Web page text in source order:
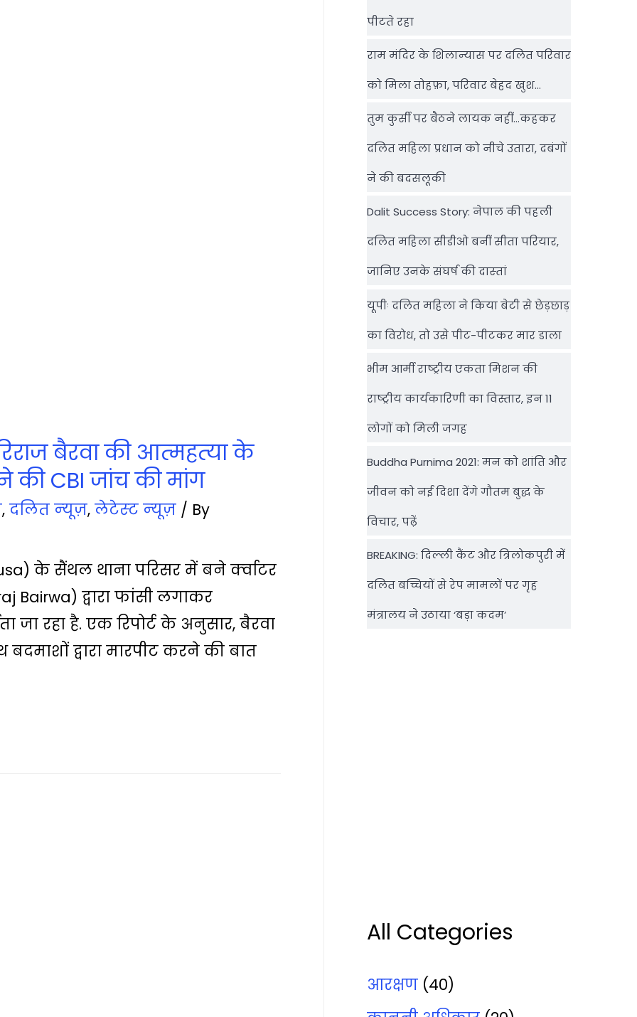
बैरवा की आत्‍महत्‍या के
की CBI जांच की मांग
, दलित न्‍यूज़, लेटेस्‍ट न्‍यूज़ / By
के सैंथल थाना परिसर में बने र्क्‍वाटर
Bairwa) द्वारा फांसी लगाकर
जा रहा है. एक रिपोर्ट के अनुसार, बैरवा
द्वारा मारपीट करने की बात
पीटते रहा
राम मंदिर के शिलान्‍यास पर दलित परिवार
को मिला तोहफ़ा, परिवार बेहद खुश…
तुम कुर्सी पर बैठने लायक नहीं…कहकर
दलित महिला प्रधान को नीचे उतारा, दबंगों
ने की बदसलूकी
Dalit Success Story: नेपाल की पहली
दलित महिला सीडीओ बनीं सीता परियार,
जानिए उनके संघर्ष की दास्‍तां
यूपीः दलित महिला ने किया बेटी से छेड़छाड़
का विरोध, तो उसे पीट-पीटकर मार डाला
भीम आर्मी राष्‍ट्रीय एकता मिशन की
राष्‍ट्रीय कार्यकारिणी का विस्तार, इन 11
लोगों को मिली जगह
Buddha Purnima 2021: मन को शांति और
जीवन को नई दिशा देंगे गौतम बुद्ध के
विचार, पढ़ें
BREAKING: दिल्‍ली कैंट और त्रिलोकपुरी में
दलित बच्चियों से रेप मामलों पर गृह
मंत्रालय ने उठाया ‘बड़ा कदम’
All Categories
आरक्षण (40)